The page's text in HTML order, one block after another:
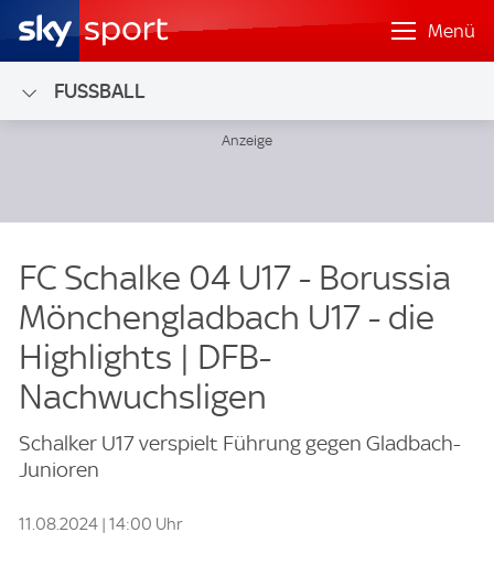
Menü
FUSSBALL
FC Schalke 04 U17 - Borussia
Mönchengladbach U17 - die
Highlights | DFB-
Nachwuchsligen
Schalker U17 verspielt Führung gegen Gladbach-
Junioren
11.08.2024 | 14:00 Uhr